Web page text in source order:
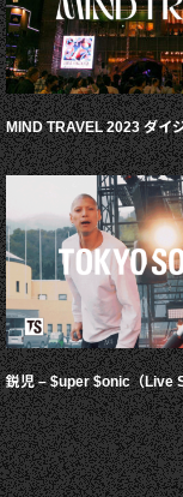
MIND TRAVEL 2023 ダイ
鋭児 – $uper $onic（Live